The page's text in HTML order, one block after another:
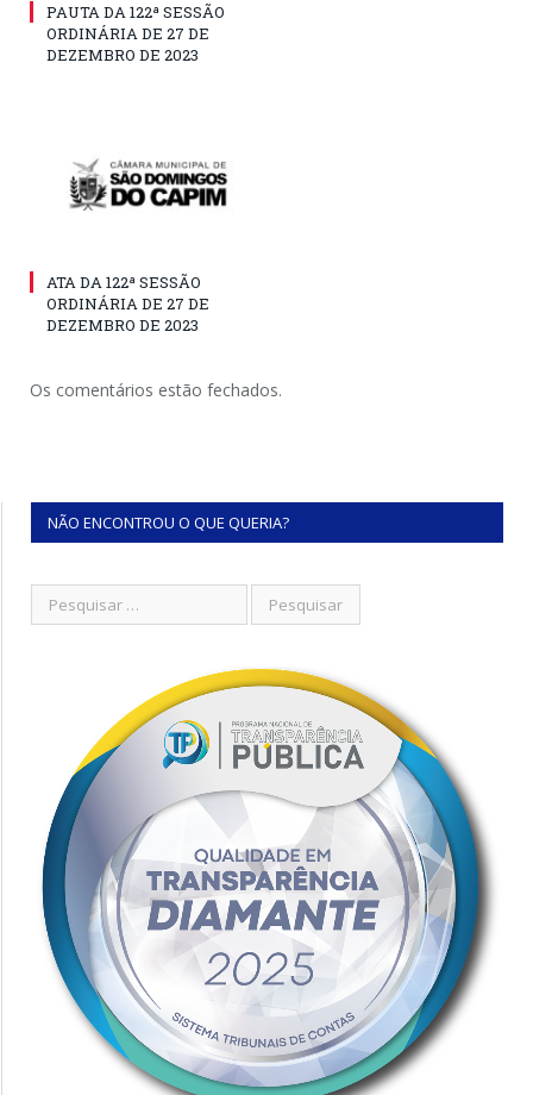
PAUTA DA 122ª SESSÃO
ORDINÁRIA DE 27 DE
DEZEMBRO DE 2023
ATA DA 122ª SESSÃO
ORDINÁRIA DE 27 DE
DEZEMBRO DE 2023
Os comentários estão fechados.
NÃO ENCONTROU O QUE QUERIA?